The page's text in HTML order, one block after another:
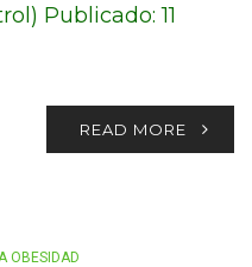
Publicado: 11
READ MORE
OBESIDAD